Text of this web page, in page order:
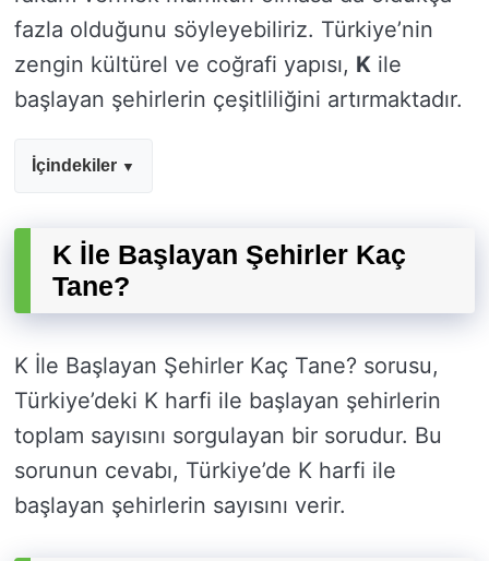
fazla olduğunu söyleyebiliriz. Türkiye’nin
zengin kültürel ve coğrafi yapısı, K ile
başlayan şehirlerin çeşitliliğini artırmaktadır.
İçindekiler
K İle Başlayan Şehirler Kaç
Tane?
K İle Başlayan Şehirler Kaç Tane? sorusu,
Türkiye’deki K harfi ile başlayan şehirlerin
toplam sayısını sorgulayan bir sorudur. Bu
sorunun cevabı, Türkiye’de K harfi ile
başlayan şehirlerin sayısını verir.